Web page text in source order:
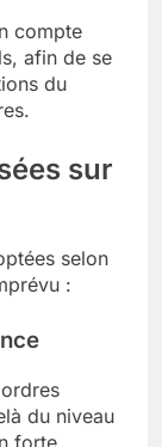
compte
afin de se
du
sur
selon
:
du niveau
forte.